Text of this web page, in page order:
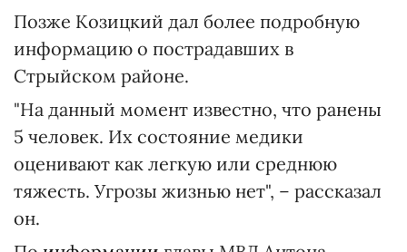
Позже Козицкий дал более подробную
информацию о пострадавших в
Стрыйском районе.
"На данный момент известно, что ранены
5 человек. Их состояние медики
оценивают как легкую или среднюю
тяжесть. Угрозы жизнью нет", – рассказал
он.